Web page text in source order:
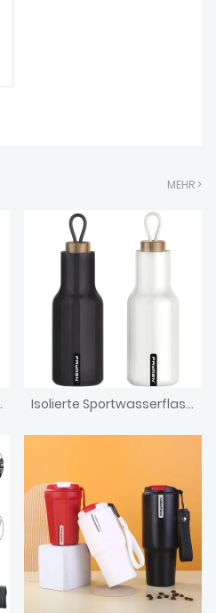
MEHR >
Reisebecher Isolierte Sportwasserflasche zum Trinken mit Bambusdeckel